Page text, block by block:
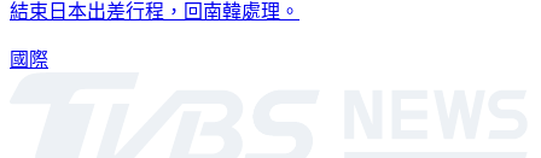
結束日本出差行程，回南韓處理。
國際